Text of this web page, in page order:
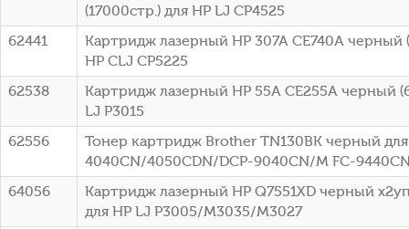
(17000стр.) для HP LJ CP4525
62441
Картридж лазерный HP 307A CE740A черный
HP CLJ CP5225
62538
Картридж лазерный HP 55A CE255A черный
LJ P3015
62556
Тонер картридж Brother TN130BK черный
4040CN/4050CDN/DCP-9040CN/M FC-
64056
Картридж лазерный HP Q7551XD черный
для HP LJ P3005/M3035/M3027